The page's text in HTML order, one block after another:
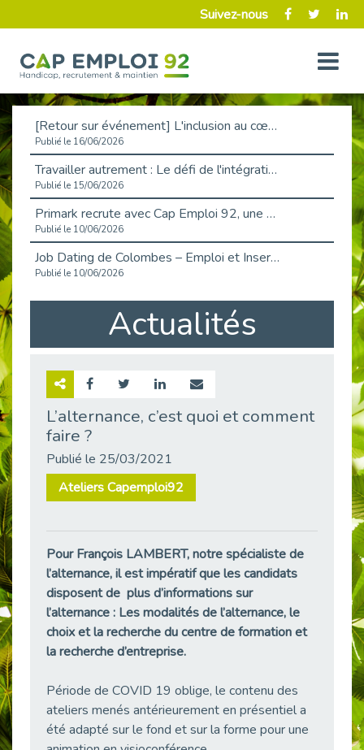
Suivez-nous
[Retour sur événement] L'inclusion au cœur de la Place de l'Emploi à La Défense !
Publié le 16/06/2026
Travailler autrement : Le défi de l'intégration des maladies chroniques en entreprise
Publié le 15/06/2026
Primark recrute avec Cap Emploi 92, une matinée couronnée de succès !
Publié le 10/06/2026
Job Dating de Colombes – Emploi et Insertion
Publié le 10/06/2026
Aborder l'entretien et la situation de handicap en toute confiance
Publié le 09/06/2026
Retour sur l’atelier « Optimiser sa recherche d’emploi »
Publié le 30/05/2026
Handicap et emploi : une matinée pour briser les tabous
Publié le 21/05/2026
L’alternance : un levier stratégique pour recruter et inclure durablement
Publié le 18/05/2026
CAP EMPLOI 92 : L’inclusion portée à son sommet, bien au-delà des quotas
Publié le 12/05/2026
Actualités
L’alternance, c’est quoi et comment
faire ?
Publié le 25/03/2021
Ateliers Capemploi92
Pour François LAMBERT, notre spécialiste de
l’alternance, il est impératif que les candidats
disposent de plus d’informations sur
l’alternance : Les modalités de l’alternance, le
choix et la recherche du centre de formation et
la recherche d’entreprise.
Période de COVID 19 oblige, le contenu des
ateliers menés antérieurement en présentiel a
été adapté sur le fond et sur la forme pour une